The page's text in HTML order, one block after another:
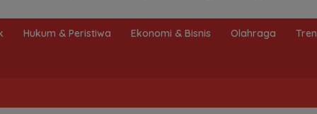
Hukum & Peristiwa Ekonomi & Bisnis Olahraga